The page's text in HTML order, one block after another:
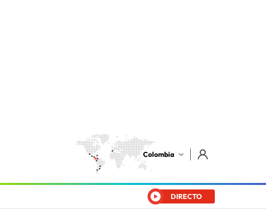
Colombia
DIRECTO